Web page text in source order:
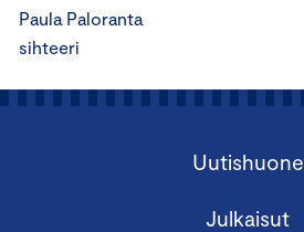
Paula Paloranta
sihteeri
Uutishuone
Julkaisut